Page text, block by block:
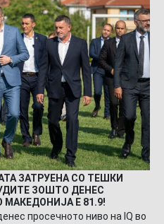
ЗАТРУЕНА СО ТЕШКИ
ЗОШТО ДЕНЕС
МАКЕДОНИЈА Е 81.9!
просечното ниво на IQ во